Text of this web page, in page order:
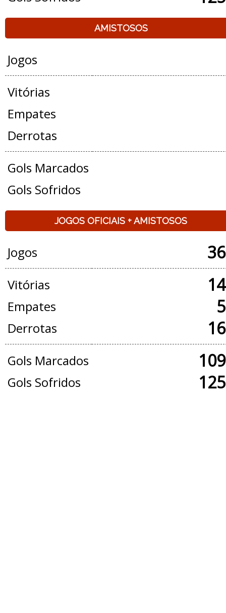
AMISTOSOS
Jogos
Vitórias
Empates
Derrotas
Gols Marcados
Gols Sofridos
JOGOS OFICIAIS + AMISTOSOS
Jogos
Vitórias
Empates
Derrotas
Gols Marcados
Gols Sofridos